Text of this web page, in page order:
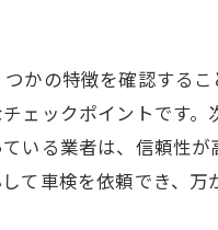
車検で確認すべ
タイヤとブレ
燃費改善につ
定期点検との
かの特徴を確認する
ェックポイントです
いる業者は、信頼性
て車検を依頼でき、